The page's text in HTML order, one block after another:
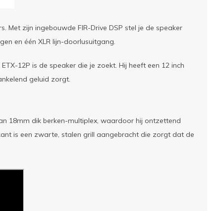
Met zijn ingebouwde FIR-Drive DSP stel je de speaker
en één XLR lijn-doorlusuitgang.
12P is de speaker die je zoekt. Hij heeft een 12 inch
geluid zorgt.
18mm dik berken-multiplex, waardoor hij ontzettend
is een zwarte, stalen grill aangebracht die zorgt dat de